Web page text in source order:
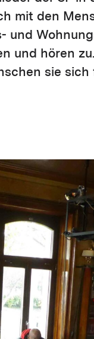
mit den
und
und hören
sie sich